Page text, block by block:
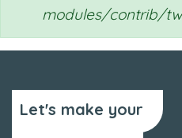
modules/contrib/
Let's make your